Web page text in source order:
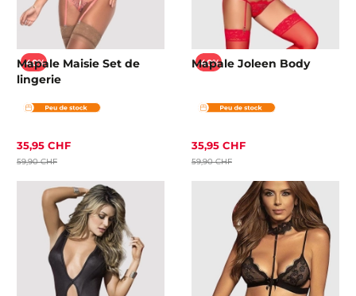
-40%
Mapale Maisie Set de
lingerie
35,95 CHF
59,90 CHF
-40%
Mapale Joleen Body
35,95 CHF
59,90 CHF